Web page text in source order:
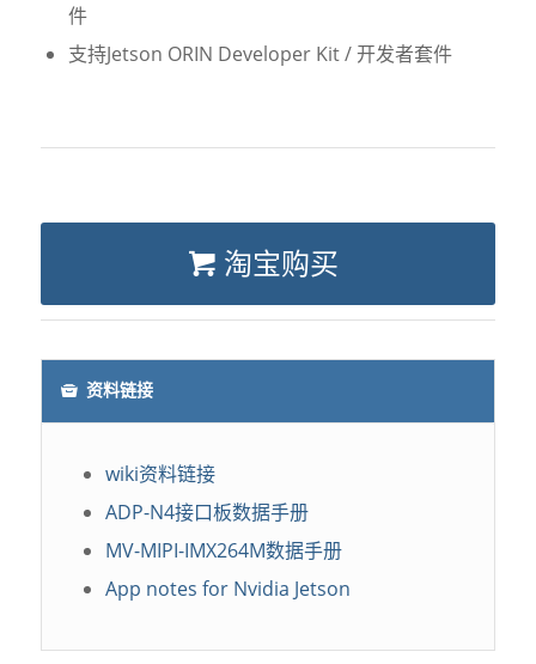
件
支持Jetson ORIN Developer Kit / 开发者套件
淘宝购买
资料链接
wiki资料链接
ADP-N4接口板数据手册
MV-MIPI-IMX264M数据手册
App notes for Nvidia Jetson